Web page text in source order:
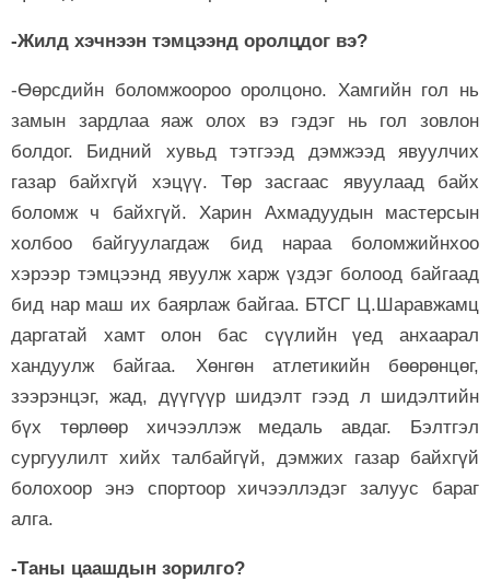
-Жилд хэчнээн тэмцээнд оролцдог вэ?
-Өөрсдийн боломжоороо оролцоно. Хамгийн гол нь
замын зардлаа яаж олох вэ гэдэг нь гол зовлон
болдог. Бидний хувьд тэтгээд дэмжээд явуулчих
газар байхгүй хэцүү. Төр засгаас явуулаад байх
боломж ч байхгүй. Харин Ахмадуудын мастерсын
холбоо байгуулагдаж бид нараа боломжийнхоо
хэрээр тэмцээнд явуулж харж үздэг болоод байгаад
бид нар маш их баярлаж байгаа. БТСГ Ц.Шаравжамц
даргатай хамт олон бас сүүлийн үед анхаарал
хандуулж байгаа. Хөнгөн атлетикийн бөөрөнцөг,
зээрэнцэг, жад, дүүгүүр шидэлт гээд л шидэлтийн
бүх төрлөөр хичээллэж медаль авдаг. Бэлтгэл
сургуулилт хийх талбайгүй, дэмжих газар байхгүй
болохоор энэ спортоор хичээллэдэг залуус бараг
алга.
-Таны цаашдын зорилго?